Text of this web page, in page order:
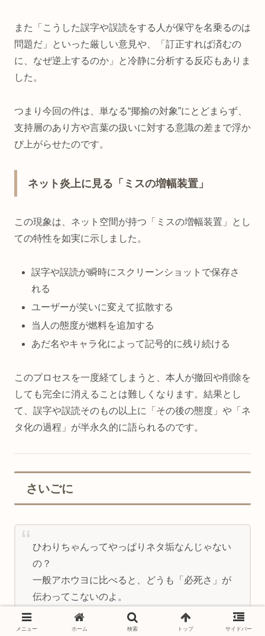
また「こうした誤字や誤読をする人が保守を名乗るのは
問題だ」といった厳しい意見や、「訂正すれば済むの
に、なぜ逆上するのか」と冷静に分析する反応もありま
した。
つまり今回の件は、単なる“揶揄の対象”にとどまらず、
支持層のあり方や言葉の扱いに対する意識の差まで浮か
び上がらせたのです。
ネット炎上に見る「ミスの増幅装置」
この現象は、ネット空間が持つ「ミスの増幅装置」とし
ての特性を如実に示しました。
誤字や誤読が瞬時にスクリーンショットで保存さ
れる
ユーザーが笑いに変えて拡散する
当人の態度が燃料を追加する
あだ名やキャラ化によって記号的に残り続ける
このプロセスを一度経てしまうと、本人が撤回や削除を
しても完全に消えることは難しくなります。結果とし
て、誤字や誤読そのもの以上に「その後の態度」や「ネ
タ化の過程」が半永久的に語られるのです。
さいごに
ひわりちゃんってやっぱりネタ垢なんじゃない
の？
一般アホウヨに比べると、どうも「必死さ」が
伝わってこないのよ。
pic.twitter.com/vSToouGR68
メニュー ホーム 検索 トップ サイドバー